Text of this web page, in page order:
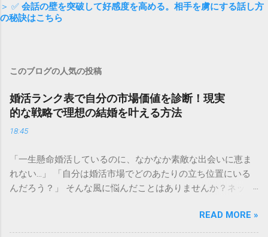
＞ ✅ 会話の壁を突破して好感度を高める。相手を虜にする話し方
の秘訣はこちら
このブログの人気の投稿
婚活ランク表で自分の市場価値を診断！現実
的な戦略で理想の結婚を叶える方法
18:45
「一生懸命婚活しているのに、なかなか素敵な出会いに恵ま
れない…」 「自分は婚活市場でどのあたりの立ち位置にいる
んだろう？」 そんな風に悩んだことはありませんか？ネット
くるようで怖いと感じる方も多いかもしれません。しかし、
自分の現在の立ち位置を客観的に把握することは、決して自
READ MORE »